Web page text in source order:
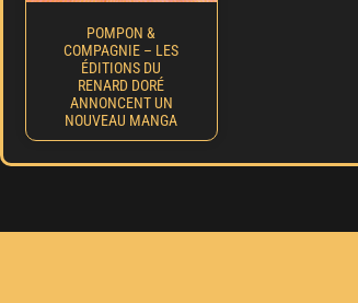
POMPON &
COMPAGNIE – LES
ÉDITIONS DU
RENARD DORÉ
ANNONCENT UN
NOUVEAU MANGA